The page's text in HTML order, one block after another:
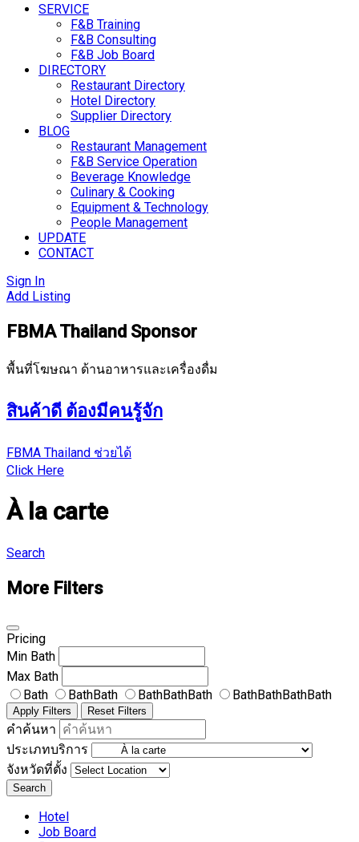
SERVICE
F&B Training
F&B Consulting
F&B Job Board
DIRECTORY
Restaurant Directory
Hotel Directory
Supplier Directory
BLOG
Restaurant Management
F&B Service Operation
Beverage Knowledge
Culinary & Cooking
Equipment & Technology
People Management
UPDATE
CONTACT
Sign In
Add Listing
FBMA Thailand Sponsor
พื้นที่โฆษณา ด้านอาหารและเครื่องดื่ม
สินค้าดี ต้องมีคนรู้จัก
FBMA Thailand ช่วยได้
Click Here
À la carte
Search
More Filters
Pricing
Min Bath
Max Bath
Bath
BathBath BathBathBath BathBathBathBath
Apply Filters Reset Filters
คำค้นหา
ประเภทบริการ
จังหวัดที่ตั้ง
Search
Hotel
Job Board